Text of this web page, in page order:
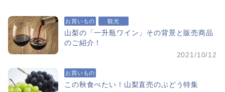
お買いもの 観光
山梨の「一升瓶ワイン」その背景と販売商品
のご紹介！
2021/10/12
お買いもの
この秋食べたい！山梨直売のぶどう特集